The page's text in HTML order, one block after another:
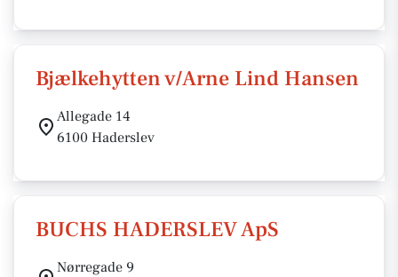
Bjælkehytten v/Arne Lind Hansen
Allegade 14
6100 Haderslev
BUCHS HADERSLEV ApS
Nørregade 9